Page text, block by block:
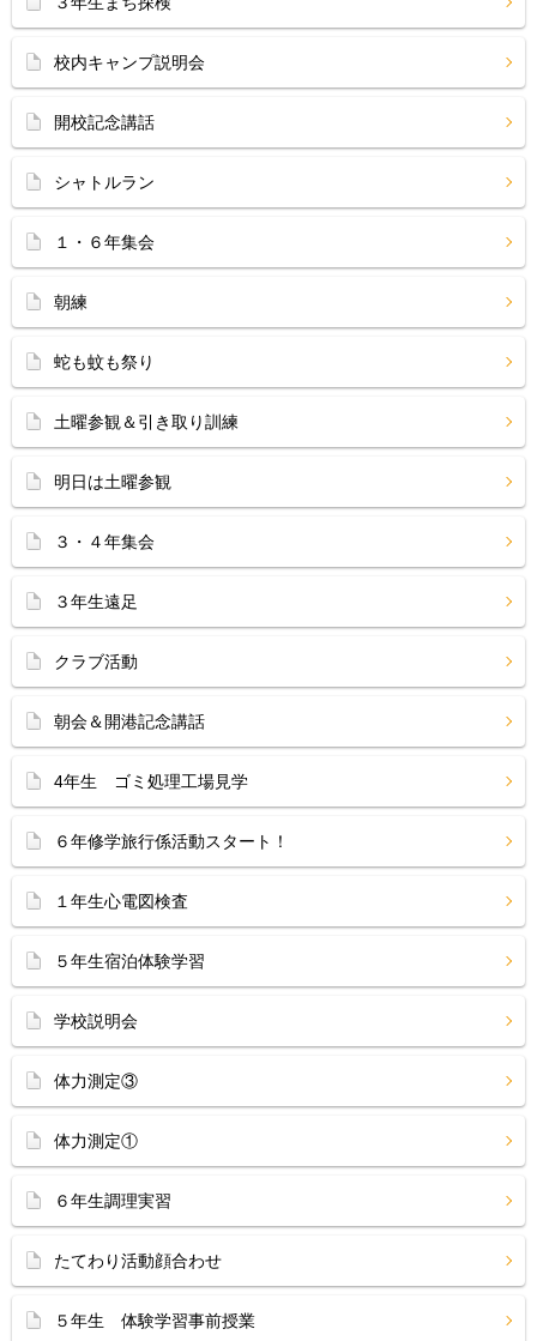
校内キャンプ説明会
開校記念講話
シャトルラン
１・６年集会
朝練
蛇も蚊も祭り
土曜参観＆引き取り訓練
明日は土曜参観
３・４年集会
３年生遠足
クラブ活動
朝会＆開港記念講話
4年生 ゴミ処理工場見学
６年修学旅行係活動スタート！
１年生心電図検査
５年生宿泊体験学習
学校説明会
体力測定③
体力測定①
６年生調理実習
たてわり活動顔合わせ
５年生 体験学習事前授業